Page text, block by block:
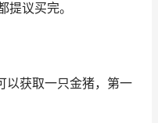
提议买完。
以获取一只金猪，第一